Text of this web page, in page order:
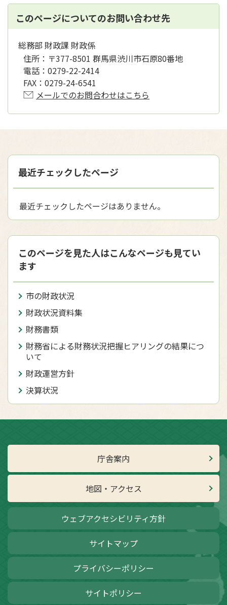
このページについてのお問い合わせ先
総務部 財政課 財政係
住所： 〒377-8501 群馬県渋川市石原80番地
電話： 0279-22-2414
FAX： 0279-24-6541
メールでのお問合わせはこちら
最近チェックしたページ
最近チェックしたページはありません。
このページを見た人はこんなページも見てい
ます
市の財政状況
財政状況資料集
財務書類
財務省による財務状況把握ヒアリングの結果につ
いて
財政運営方針
決算状況
庁舎案内
地図・アクセス
ウェブアクセシビリティ方針
サイトマップ
プライバシーポリシー
サイトポリシー